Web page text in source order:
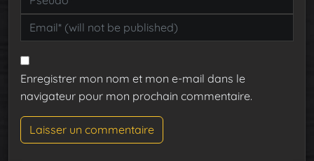
Enregistrer mon nom et mon e-mail dans le
navigateur pour mon prochain commentaire.